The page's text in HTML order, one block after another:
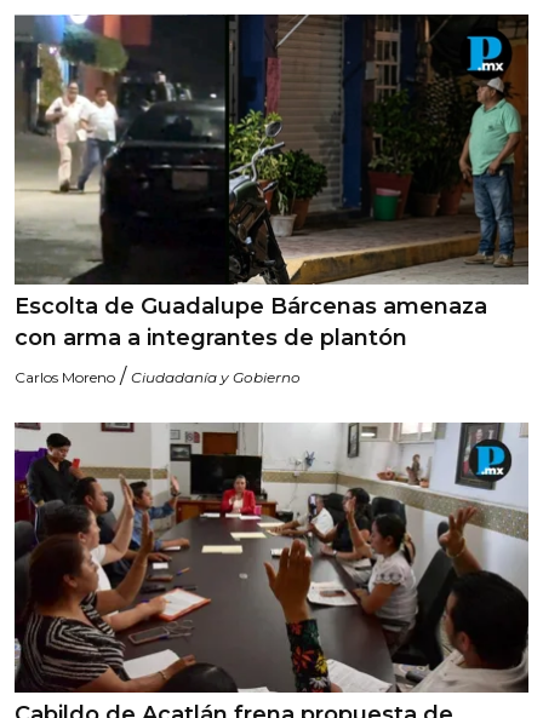
Escolta de Guadalupe Bárcenas amenaza
con arma a integrantes de plantón
Carlos Moreno / Ciudadanía y Gobierno